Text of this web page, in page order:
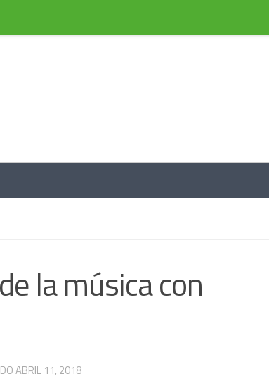
la música con
ABRIL 11, 2018